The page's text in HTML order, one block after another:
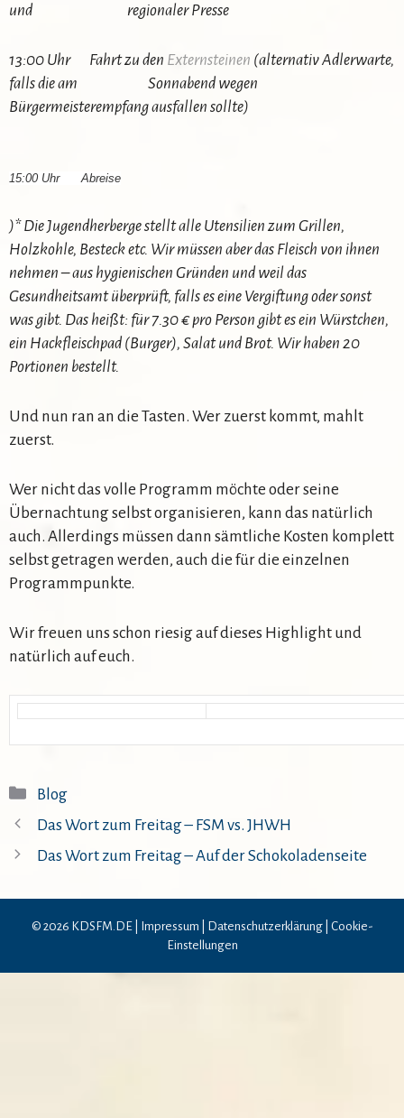
und regionaler Presse
13:00 Uhr Fahrt zu den Externsteinen (alternativ Adlerwarte,
falls die am Sonnabend wegen
Bürgermeisterempfang ausfallen sollte)
15:00 Uhr Abreise
)* Die Jugendherberge stellt alle Utensilien zum Grillen,
Holzkohle, Besteck etc. Wir müssen aber das Fleisch von ihnen
nehmen – aus hygienischen Gründen und weil das
Gesundheitsamt überprüft, falls es eine Vergiftung oder sonst
was gibt. Das heißt: für 7.30 € pro Person gibt es ein Würstchen,
ein Hackfleischpad (Burger), Salat und Brot. Wir haben 20
Portionen bestellt.
Und nun ran an die Tasten. Wer zuerst kommt, mahlt
zuerst.
Wer nicht das volle Programm möchte oder seine
Übernachtung selbst organisieren, kann das natürlich
auch. Allerdings müssen dann sämtliche Kosten komplett
selbst getragen werden, auch die für die einzelnen
Programmpunkte.
Wir freuen uns schon riesig auf dieses Highlight und
natürlich auf euch.
Kategorien
Blog
Das Wort zum Freitag – FSM vs. JHWH
Das Wort zum Freitag – Auf der Schokoladenseite
© 2026 KDSFM.DE | Impressum Datenschutzerklärung| Cookie-
Einstellungen